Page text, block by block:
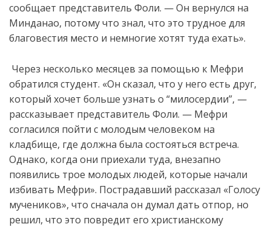
сообщает представитель Фоли. — Он вернулся на
Минданао, потому что знал, что это трудное для
благовестия место и немногие хотят туда ехать».
Через несколько месяцев за помощью к Мефри
обратился студент. «Он сказал, что у него есть друг,
который хочет больше узнать о “милосердии”, —
рассказывает представитель Фоли. — Мефри
согласился пойти с молодым человеком на
кладбище, где должна была состояться встреча.
Однако, когда они приехали туда, внезапно
появились трое молодых людей, которые начали
избивать Мефри». Пострадавший рассказал «Голосу
мучеников», что сначала он думал дать отпор, но
решил, что это повредит его христианскому